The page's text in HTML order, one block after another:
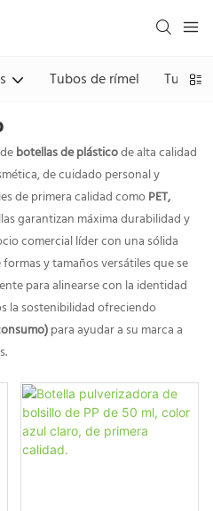
Tubos de rímel Tubos
botellas de plásticode alta calidad
de cuidado personal y
de primera calidad comoPET,
garantizan máxima durabilidad y
comercial líder con una sólida
y tamaños versátiles que se
para alinearse con la identidad
la sostenibilidad ofreciendo
para ayudar a su marca a